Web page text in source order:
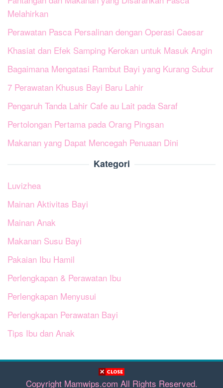
Melahirkan
Perawatan Pasca Persalinan dengan Operasi Caesar
Khasiat dan Efek Samping Kerokan untuk Masuk Angin
Bagaimana Mengatasi Rambut Bayi yang Kurang Subur
7 Perawatan Khusus Bayi Baru Lahir
Pengaruh Tanda Lahir Cafe au Lait pada Saraf
Pertolongan Pertama pada Orang Pingsan
Makanan yang Dapat Mencegah Penuaan Dini
Kategori
Luvizhea
Mainan Aktivitas Bayi
Mainan Anak
Makanan Susu Bayi
Pakaian Ibu Hamil
Perlengkapan & Perawatan Ibu
Perlengkapan Menyusui
Perlengkapan Perawatan Bayi
Tips Ibu dan Anak
Copyright Mamwips.com All Rights Reserved.